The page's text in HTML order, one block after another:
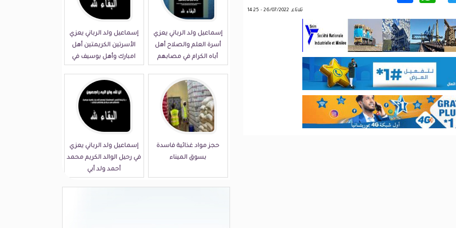
ثلاثاء, 26/07/2022 - 14:25
إسماعيل ولد الرباني يعزي
أسرة العلم والصلاح أهل
أباه الكرام في مصابهم
إسماعيل ولد الرباني يعزي
الأسرتين الكريمتين أهل
امبارك وأهل بوسيف في
حجز مواد غذائية فاسدة
بسوق الميناء
إسماعيل ولد الرباني يعزي
في رحيل الوالد الكريم محمد
أحمد ولد أبي